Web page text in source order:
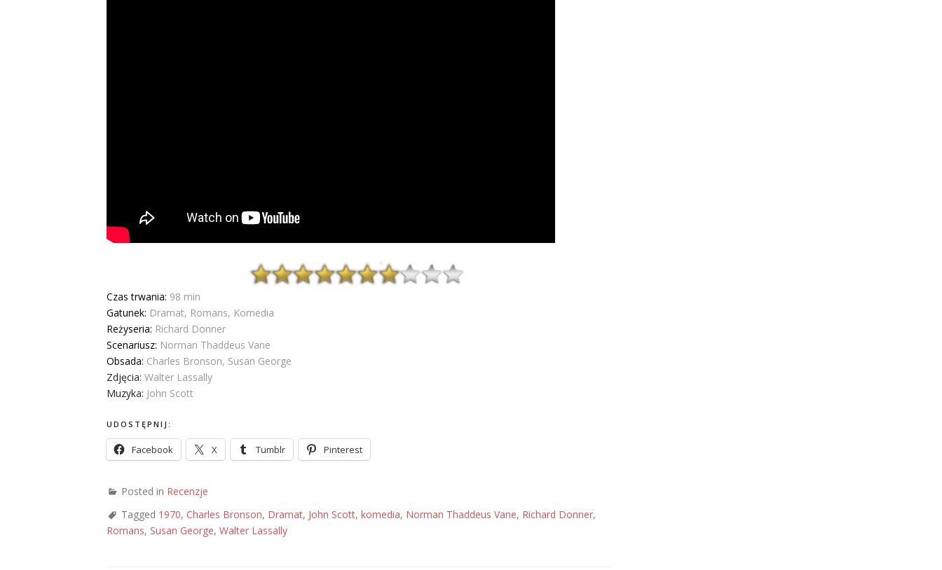
Czas trwania: 98 min
Gatunek: Dramat, Romans, Komedia
Reżyseria: Richard Donner
Scenariusz: Norman Thaddeus Vane
Obsada: Charles Bronson, Susan George
Zdjęcia: Walter Lassally
Muzyka: John Scott
UDOSTĘPNIJ:
Facebook X Tumblr Pinterest
Posted in Recenzje
Tagged 1970, Charles Bronson, Dramat, John Scott, komedia, Norman Thaddeus Vane, Richard Donner,
Romans, Susan George, Walter Lassally